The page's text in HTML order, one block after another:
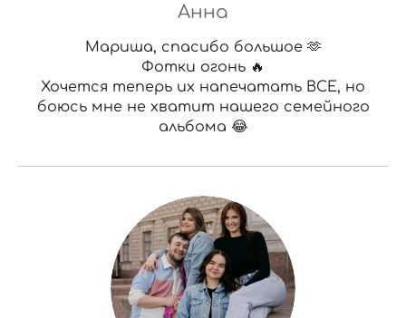
Анна
Мариша, спасибо большое 🫶
Фотки огонь 🔥
Хочется теперь их напечатать ВСЕ, но
боюсь мне не хватит нашего семейного
альбома 😂